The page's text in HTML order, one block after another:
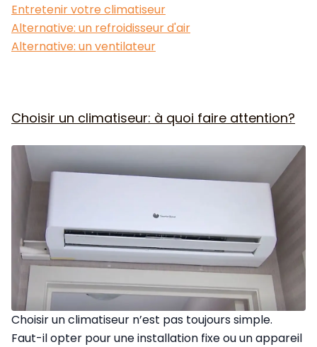
Entretenir votre climatiseur
Alternative: un refroidisseur d'air
Alternative: un ventilateur
Choisir un climatiseur: à quoi faire attention?
Choisir un climatiseur n’est pas toujours simple.
Faut-il opter pour une installation fixe ou un appareil